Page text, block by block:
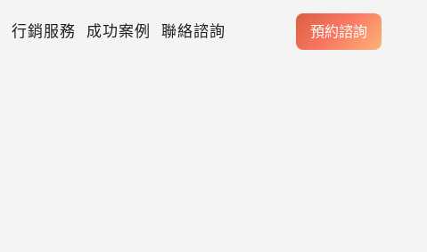
行銷服務 成功案例 聯絡諮詢 預約諮詢